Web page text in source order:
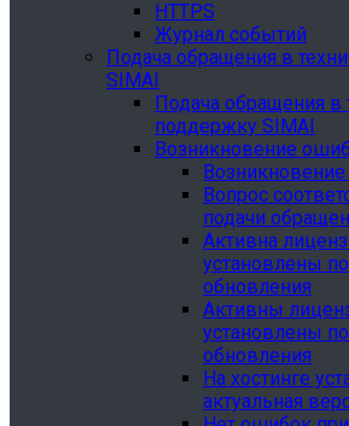
HTTPS
Журнал событий
Подача обращения в
SIMAI
Подача обращения в
поддержку SIMAI
Возникновение
Вопрос
подачи
Активна
установлены
обновления
Активны
установлены
обновления
На хостинге
актуальная